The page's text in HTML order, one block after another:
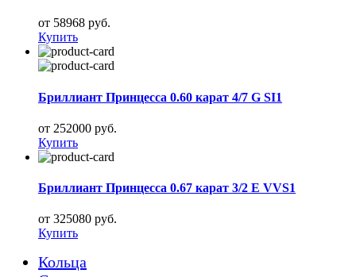
от 58968 руб.
Купить
Бриллиант Принцесса 0.60 карат 4/7 G SI1
от 252000 руб.
Купить
Бриллиант Принцесса 0.67 карат 3/2 E VVS1
от 325080 руб.
Купить
Кольца